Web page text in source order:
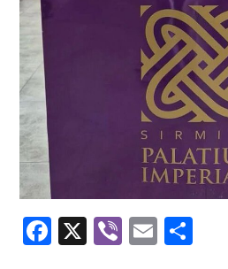
Facebook
X ViberEmail